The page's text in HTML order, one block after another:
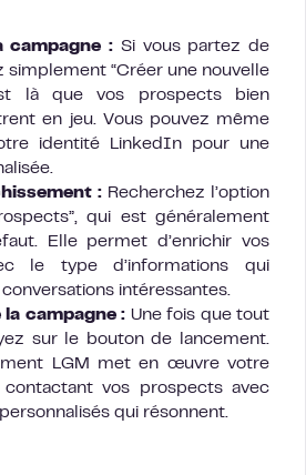
campagne : Si vous partez de
simplement “Créer une nouvelle
là que vos prospects bien
en jeu. Vous pouvez même
identité LinkedIn pour une
: Recherchez l’option
qui est généralement
Elle permet d’enrichir vos
le type d’informations qui
intéressantes.
la campagne : Une fois que tout
sur le bouton de lancement.
LGM met en œuvre votre
contactant vos prospects avec
qui résonnent.